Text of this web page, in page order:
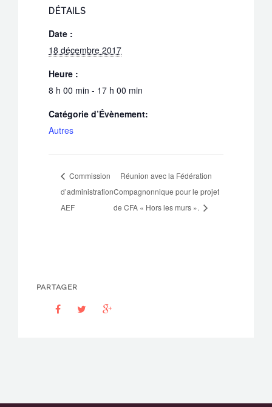
DÉTAILS
Date :
18 décembre 2017
Heure :
8 h 00 min - 17 h 00 min
Catégorie d’Évènement:
Autres
Commission
d’administration
AEF
Réunion avec la Fédération
Compagnonnique pour le projet
de CFA « Hors les murs ».
PARTAGER